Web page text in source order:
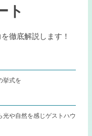
ト
徹底解説します！
挙式を
や自然を感じゲストハウ